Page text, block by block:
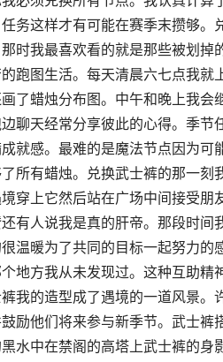
务这样才有可能在赛季末攒够
时我最喜欢看的就是那些被划
跑图生活。每天清晨六七点我
了蜡烛分布图。中午和晚上我
聊天经常分享彼此的心得。季
就感。最难的是魔法节点因为
所有蜡烛。兑换武士裤的那一
穿上它然后站在广场中间接受朋
有人说我是真的肝帝。那段时
温暖为了共同的目标一起努力
地方我从未发现过。这种互助精
我的造型成了遇境的一道风景
励他们将来参与新季节。武士
水中在禁阁的高塔上武士裤的